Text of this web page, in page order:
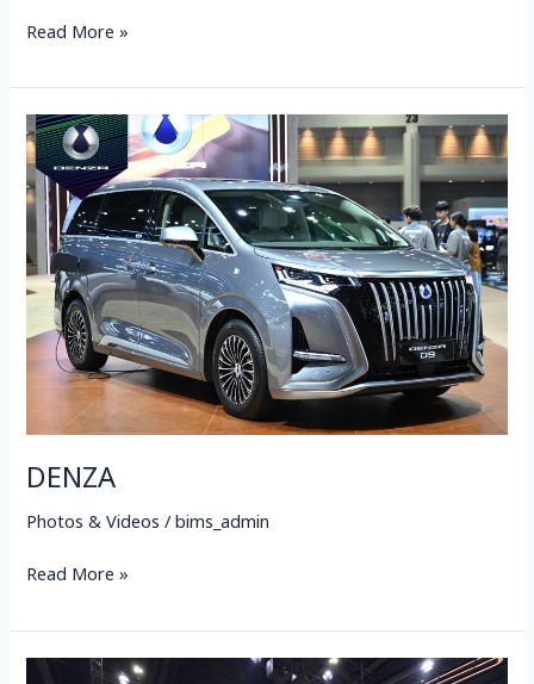
Read More »
DENZA
Photos & Videos /bims_admin
DENZA
Read More »